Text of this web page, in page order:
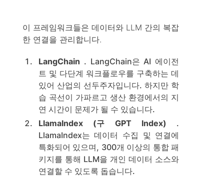
이 프레임워크들은 데이터와 LLM 간의 복잡
한 연결을 관리합니다.
LangChain . LangChain은 AI 에이전
트 및 다단계 워크플로우를 구축하는 데
있어 산업의 선두주자입니다. 하지만 학
습 곡선이 가파르고 생산 환경에서의 지
연 시간이 문제가 될 수 있습니다.
LlamaIndex (구 GPT Index) .
LlamaIndex는 데이터 수집 및 연결에
특화되어 있으며, 300개 이상의 통합 패
키지를 통해 LLM을 개인 데이터 소스와
연결할 수 있도록 돕습니다.